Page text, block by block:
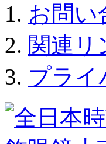
お問い
関連リ
プライ